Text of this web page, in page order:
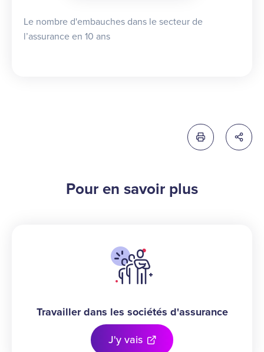
Le nombre d'embauches dans le secteur de
l’assurance en 10 ans
Imprimer cette
Pour en savoir plus
Travailler dans les sociétés d'assurance
J'y vais